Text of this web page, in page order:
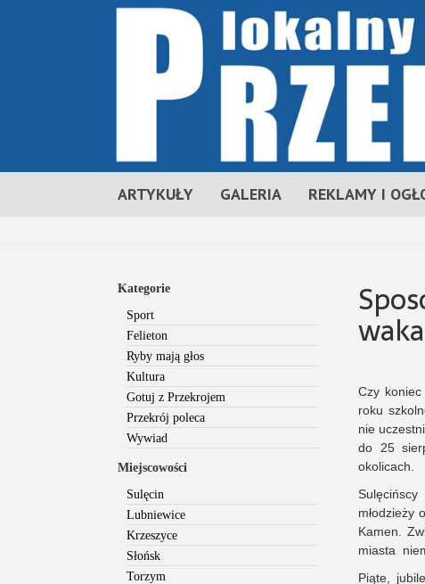
ARTYKUŁY GALERIA REKLAMY I
Kategorie
Sport
Felieton
Ryby mają głos
Kultura
Gotuj z Przekrojem
Przekrój poleca
Wywiad
Miejscowości
Sulęcin
Lubniewice
Krzeszyce
Słońsk
Torzym
Czy
roku
nie
do 25
okolicach.
młodzieży
Kamen.
miasta
Piąte,